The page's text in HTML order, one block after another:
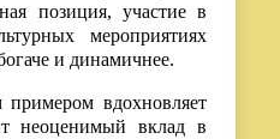
позиция, участие в
мероприятиях
и динамичнее.
вдохновляет
неоценимый вклад в